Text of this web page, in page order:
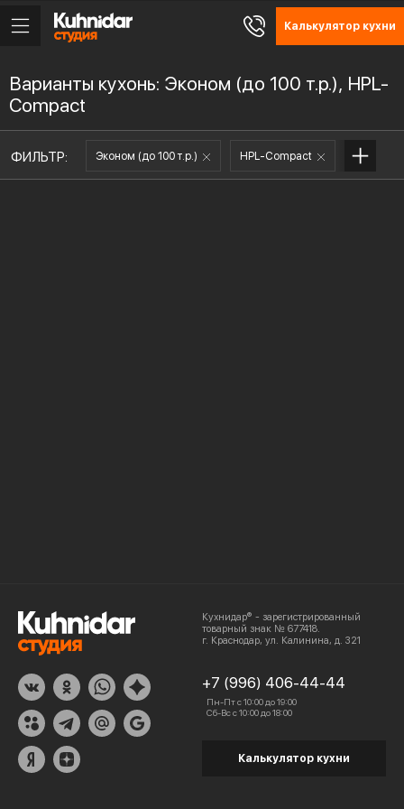
Калькулятор кухни
Варианты кухонь: Эконом (до 100 т.р.), HPL-
Compact
ФИЛЬТР: Эконом (до 100 т.р.) HPL-Compact
Кухнидар® - зарегистрированный
товарный знак № 677418.
г. Краснодар, ул. Калинина, д. 321
+7 (996) 406-44-44
Пн-Пт с 10:00 до 19:00
Сб-Вс с 10:00 до 18:00
Калькулятор кухни